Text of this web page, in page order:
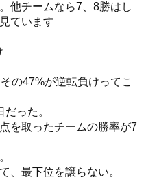
他チームなら7、8勝はし
ています
の47%が逆転負けってこ
った。
を取ったチームの勝率が7
、最下位を譲らない。